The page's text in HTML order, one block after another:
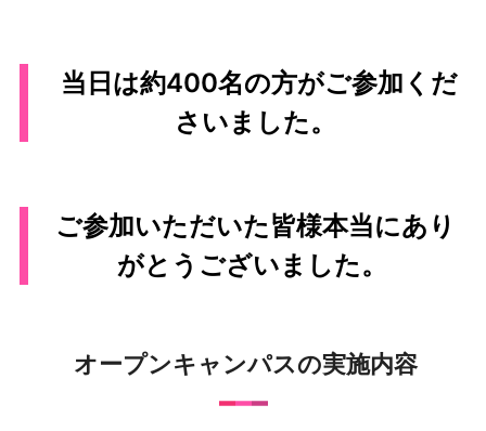
当日は約400名の方がご参加くだ
さいました。
ご参加いただいた皆様本当にあり
がとうございました。
オープンキャンパスの実施内容